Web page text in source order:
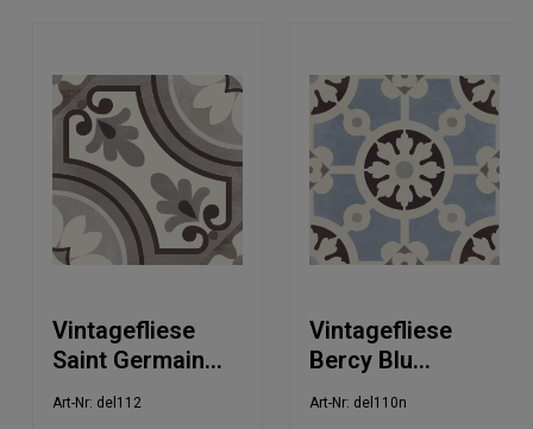
Vintagefliese
Saint Germain
Marrone
Art-Nr: del112
Vintagefliese
Bercy Blu
20x20cm
Art-Nr: del110n